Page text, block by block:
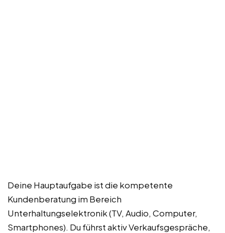
Deine Hauptaufgabe ist die kompetente
Kundenberatung im Bereich
Unterhaltungselektronik (TV, Audio, Computer,
Smartphones). Du führst aktiv Verkaufsgespräche,